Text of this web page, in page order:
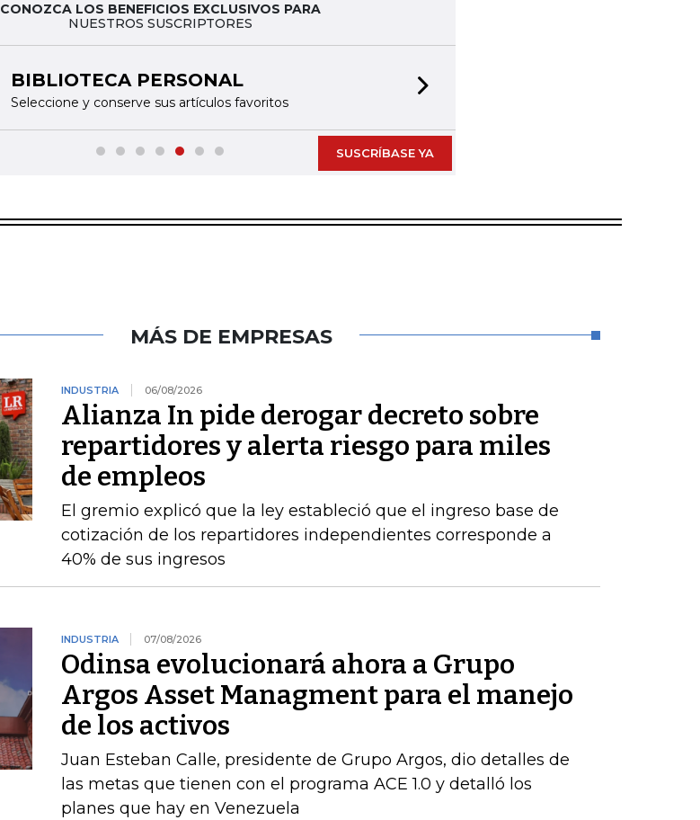
CONOZCA LOS BENEFICIOS EXCLUSIVOS PARA
NUESTROS SUSCRIPTORES
BIBLIOTECA PERSONAL
Seleccione y conserve sus artículos favoritos
SUSCRÍBASE YA
MÁS DE EMPRESAS
INDUSTRIA 06/08/2026
Alianza In pide derogar decreto sobre
repartidores y alerta riesgo para miles
de empleos
El gremio explicó que la ley estableció que el ingreso base de
cotización de los repartidores independientes corresponde a
40% de sus ingresos
INDUSTRIA 07/08/2026
Odinsa evolucionará ahora a Grupo
Argos Asset Managment para el manejo
de los activos
Juan Esteban Calle, presidente de Grupo Argos, dio detalles de
las metas que tienen con el programa ACE 1.0 y detalló los
planes que hay en Venezuela